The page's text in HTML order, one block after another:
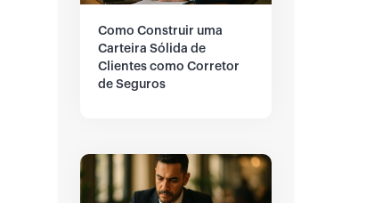
Como Construir uma
Carteira Sólida de
Clientes como Corretor
de Seguros